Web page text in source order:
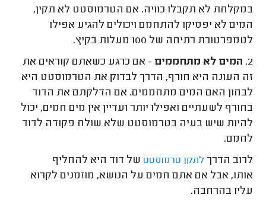
במקלחת לא תקבלו כוויה. אם הטרמוסטט לא תקין,
המים לא יפסיקו להתחמם ויכולים להגיע אפילו
לטמפרטורת רתיחה של 100 מעלות בקיץ.
2. המים לא מתחממים - אם כרגע כשאתם קוראים את
זה העונה היא חורף, הדרך לבדוק את הטרמוסטט היא
לבחון האם המים מתחממים. אם הדלקתם את הדוד
בחורף לשעתיים ואפילו יותר ועדיין אין מים חמים, יכול
להיות שיש בעיה בטרמוסטט שלא שולח פקודה לדוד
לחמם.
לרוב הדרך לתקן טרמוסטט של דוד היא להחליף
אותו, אבל אם אתם חמים על הנושא, מוזמנים לקרוא
עליו בהרחבה.